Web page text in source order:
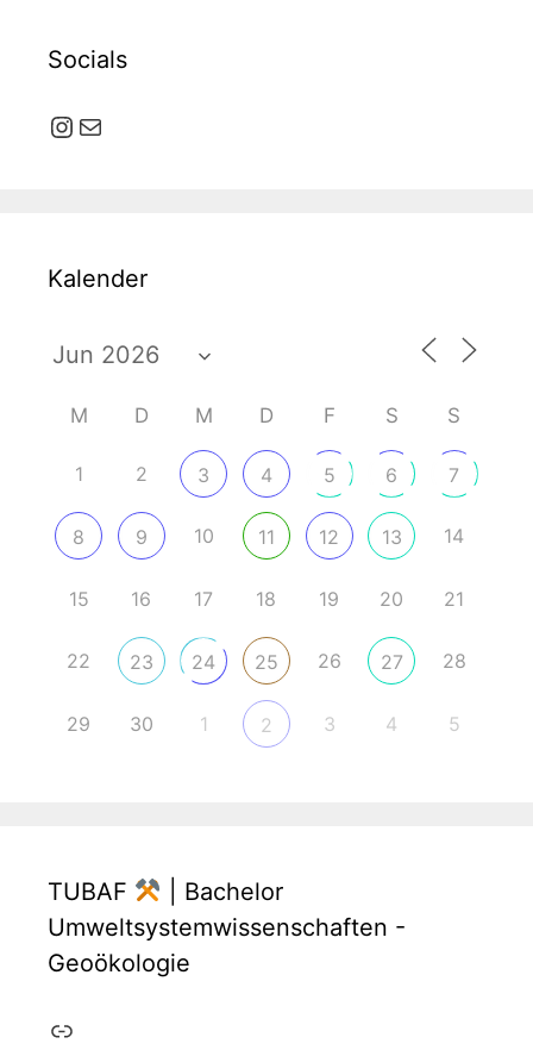
Socials
Instagram
E-Mail
Kalender
M D M D F S S
1 2 3 4 5 6 7
8 9 10 11 12 13 14
15 16 17 18 19 20 21
22 23 24 25 26 27 28
29 30 1 2 3 4 5
TUBAF
| Bachelor
Umweltsystemwissenschaften -
Geoökologie
Link